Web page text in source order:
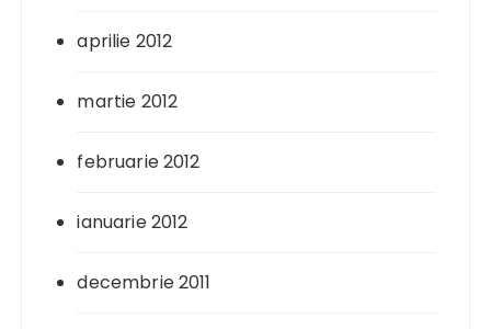
aprilie 2012
martie 2012
februarie 2012
ianuarie 2012
decembrie 2011